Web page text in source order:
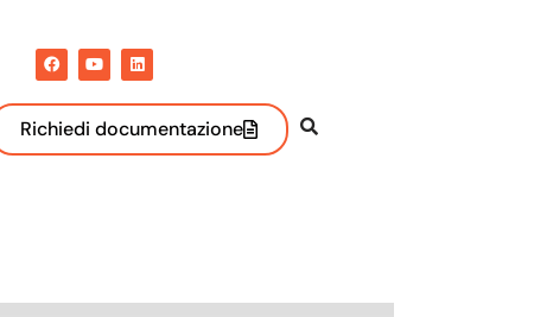
Richiedi documentazione